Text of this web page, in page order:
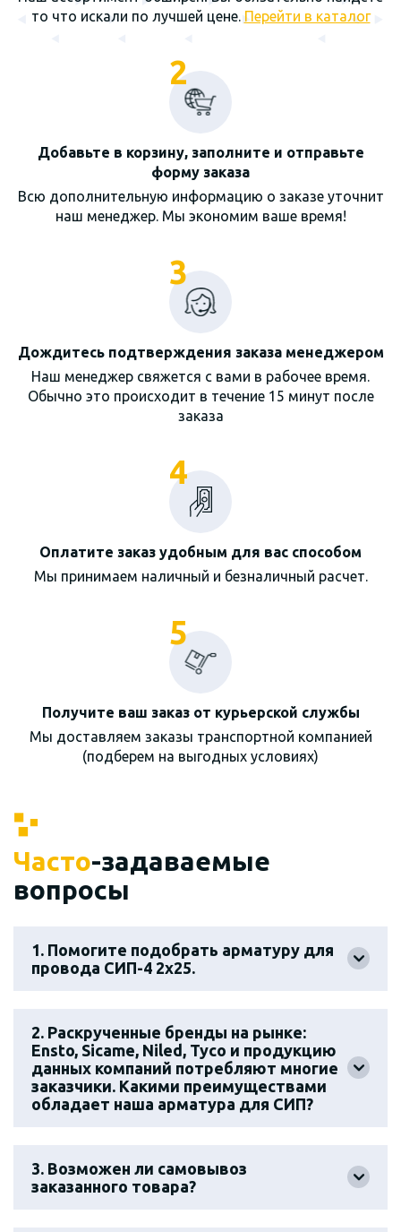
то что искали по лучшей цене. Перейти в каталог
2
Добавьте в корзину, заполните и отправьте
форму заказа
Всю дополнительную информацию о заказе уточнит
наш менеджер. Мы экономим ваше время!
3
Дождитесь подтверждения заказа менеджером
Наш менеджер свяжется с вами в рабочее время.
Обычно это происходит в течение 15 минут после
заказа
4
Оплатите заказ удобным для вас способом
Мы принимаем наличный и безналичный расчет.
5
Получите ваш заказ от курьерской службы
Мы доставляем заказы транспортной компанией
(подберем на выгодных условиях)
Часто-задаваемые
вопросы
1. Помогите подобрать арматуру для
провода СИП-4 2х25.
2. Раскрученные бренды на рынке:
Ensto, Sicame, Niled, Tyco и продукцию
данных компаний потребляют многие
заказчики. Какими преимуществами
обладает наша арматура для СИП?
3. Возможен ли самовывоз
заказанного товара?